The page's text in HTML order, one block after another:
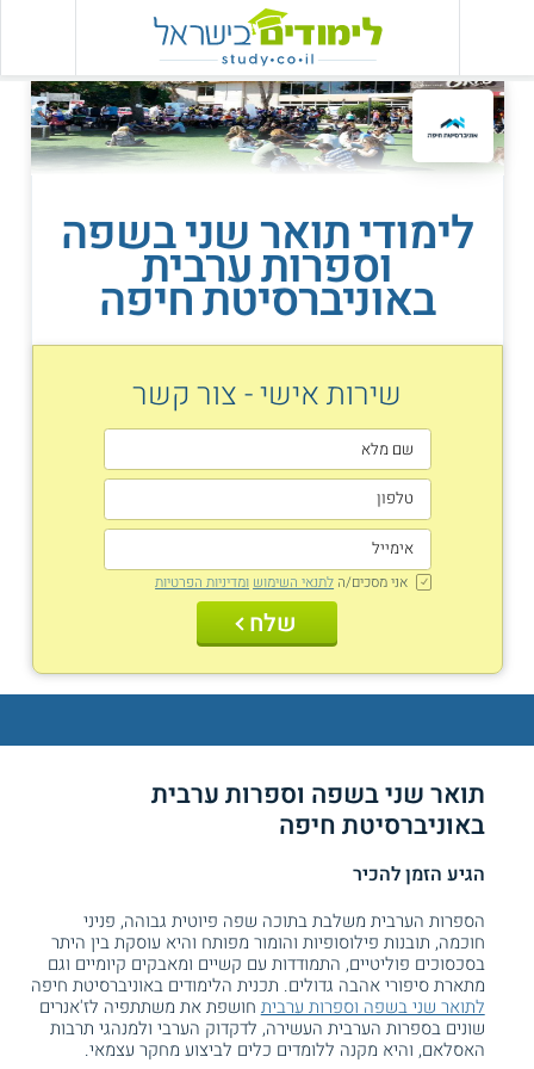
לימודי תואר שני בשפה
וספרות ערבית
באוניברסיטת חיפה
שירות אישי - צור קשר
אני מסכים/ה לתנאי השימוש ומדיניות הפרטיות
שלח
תואר שני בשפה וספרות ערבית
באוניברסיטת חיפה
הגיע הזמן להכיר
הספרות הערבית משלבת בתוכה שפה פיוטית גבוהה, פניני
חוכמה, תובנות פילוסופיות והומור מפותח והיא עוסקת בין היתר
בסכסוכים פוליטיים, התמודדות עם קשיים ומאבקים קיומיים וגם
מתארת סיפורי אהבה גדולים. תכנית הלימודים באוניברסיטת חיפה
לתואר שני בשפה וספרות ערבית חושפת את משתתפיה לז'אנרים
שונים בספרות הערבית העשירה, לדקדוק הערבי ולמנהגי תרבות
האסלאם, והיא מקנה ללומדים כלים לביצוע מחקר עצמאי.